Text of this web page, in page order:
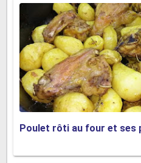
Poulet rôti au four et ses